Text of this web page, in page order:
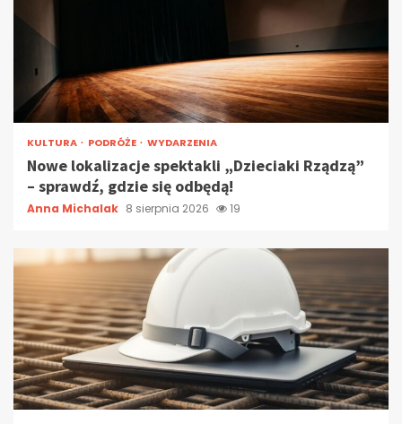
KULTURA PODRÓŻE WYDARZENIA
Nowe lokalizacje spektakli „Dzieciaki Rządzą”
– sprawdź, gdzie się odbędą!
Anna Michalak 8 sierpnia 2026 19